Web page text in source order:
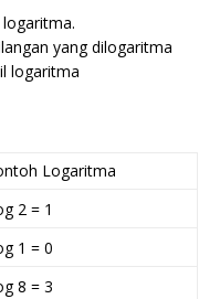
yang dilogaritma
logaritma
Logaritma
2 = 1
1 = 0
8 = 3